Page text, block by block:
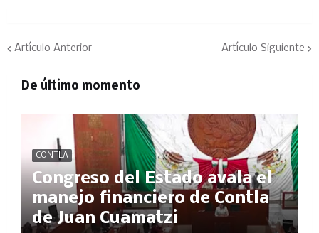
Artículo Anterior Artículo Siguiente
De último momento
CONTLA
Congreso del Estado avala el
manejo financiero de Contla
de Juan Cuamatzi